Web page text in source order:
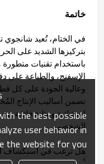
خاتمة
بتركيزها الشديد على
باستخدام تقنيات
الإسفنج، والطباعة على
وعالية الجودة على كل
تضمن أساليب الإنتاج
استثنائية ومتانة
الشخصي.
هل ترغب في استكشاف
the best possible
user behavior in
the website for you.